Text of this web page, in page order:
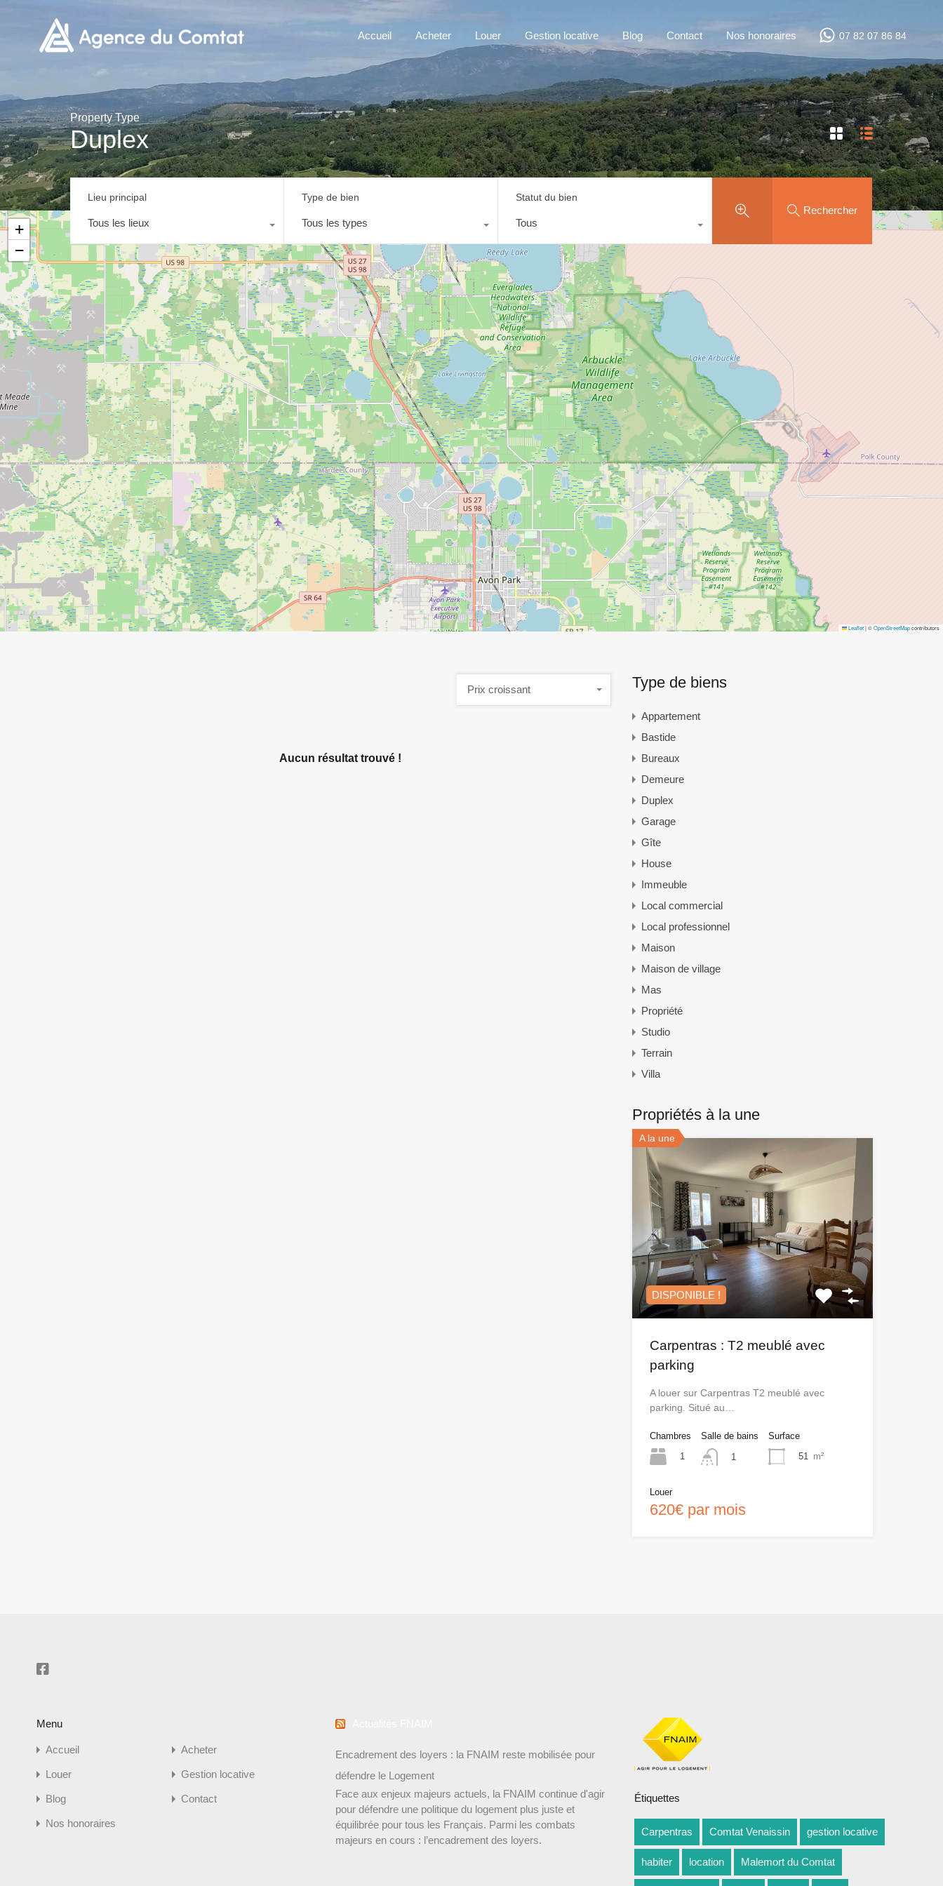
Accueil Acheter Louer Gestion locative Blog Contact Nos honoraires 07 82 07 86 84
Property Type
Duplex
Lieu principal
Tous les lieux
Type de bien
Tous les types
Statut du bien
Tous
Rechercher
+
−
Leaflet|©OpenStreetMapcontributors
Prix croissant
Aucun résultat trouvé !
Type de biens
Appartement
Bastide
Bureaux
Demeure
Duplex
Garage
Gîte
House
Immeuble
Local commercial
Local professionnel
Maison
Maison de village
Mas
Propriété
Studio
Terrain
Villa
Propriétés à la une
A la une
DISPONIBLE !
Carpentras : T2 meublé avec
parking
A louer sur Carpentras T2 meublé avec
parking. Situé au…
Chambres
1
Salle de bains
1
Surface
51 m²
Louer
620€ par mois
Menu
Accueil Acheter
Louer Gestion locative
Blog Contact
Nos honoraires
Encadrement des loyers : la FNAIM reste mobilisée pour
défendre le Logement
Face aux enjeux majeurs actuels, la FNAIM continue d'agir
pour défendre une politique du logement plus juste et
équilibrée pour tous les Français. Parmi les combats
majeurs en cours : l’encadrement des loyers.
Étiquettes
Carpentras Comtat Venaissin gestion locative
habiter location Malemort du Comtat